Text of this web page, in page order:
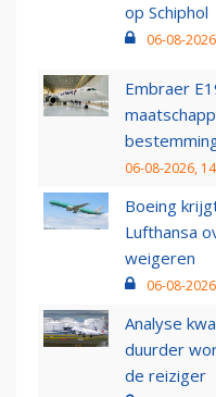
op Schiphol
06-08-
Embraer
06-08-2026,
Boeing
Lufthansa
weigeren
06-08-
Analyse
duurder
de reiziger